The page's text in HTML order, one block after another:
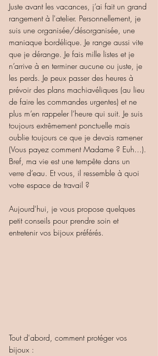
Juste avant les vacances, j’ai fait un grand
rangement à l'atelier. Personnellement, je
suis une organisée/désorganisée, une
maniaque bordélique. Je range aussi vite
que je dérange. Je fais mille listes et je
n’arrive à en terminer aucune ou juste, je
les perds. Je peux passer des heures à
prévoir des plans machiavéliques (au lieu
de faire les commandes urgentes) et ne
plus m’en rappeler l’heure qui suit. Je suis
toujours extrêmement ponctuelle mais
oublie toujours ce que je devais ramener
(Vous payez comment Madame ? Euh...).
Bref, ma vie est une tempête dans un
verre d’eau. Et vous, il ressemble à quoi
votre espace de travail ?
Aujourd'hui, je vous propose quelques
petit conseils pour prendre soin et
entretenir vos bijoux préférés.
Tout d'abord, comment protéger vos
bijoux :